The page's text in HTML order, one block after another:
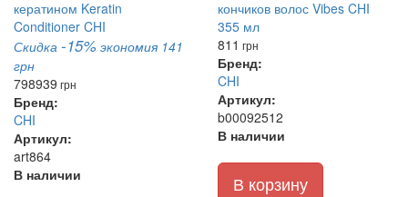
Скидка -15% экономия 141
грн
798939 грн
Бренд:
CHI
Артикул:
art864
В наличии
811 грн
Бренд:
CHI
Артикул:
b00092512
В наличии
В корзину